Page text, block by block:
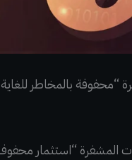
“محفوفة بالمخاطر
المشفرة “استثمار